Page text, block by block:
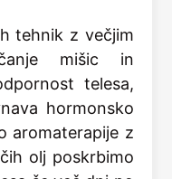
tehnik z večjim
mišic in
telesa,
hormonsko
aromaterapije z
olj poskrbimo